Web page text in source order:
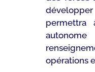
permettra
opérations